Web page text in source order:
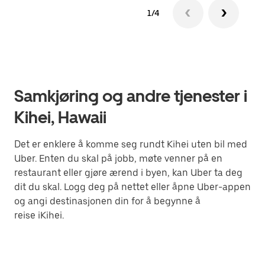
1/4
Samkjøring og andre tjenester i
Kihei, Hawaii
Det er enklere å komme seg rundt Kihei uten bil med
Uber. Enten du skal på jobb, møte venner på en
restaurant eller gjøre ærend i byen, kan Uber ta deg
dit du skal. Logg deg på nettet eller åpne Uber-appen
og angi destinasjonen din for å begynne å
reise iKihei.